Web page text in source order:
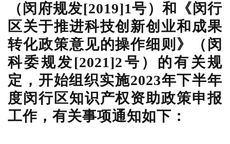
（闵府规发[2019]1号）和《闵行
区关于推进科技创新创业和成果
转化政策意见的操作细则》（闵
科委规发[2021]2号）的有关规
定，开始组织实施2023年下半年
度闵行区知识产权资助政策申报
工作，有关事项通知如下：